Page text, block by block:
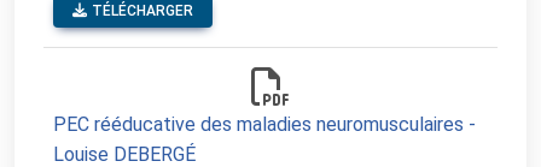
TÉLÉCHARGER
PEC rééducative des maladies neuromusculaires -
Louise DEBERGÉ